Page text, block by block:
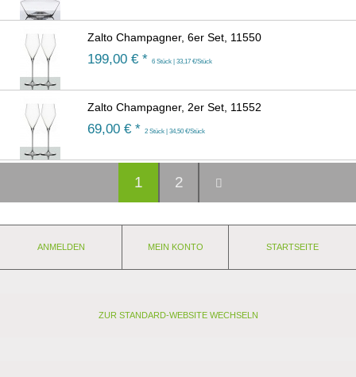
Zalto Champagner, 6er Set, 11550
199,00 € * 6 Stück | 33,17 €/Stück
Zalto Champagner, 2er Set, 11552
69,00 € * 2 Stück | 34,50 €/Stück
1 2
ANMELDEN MEIN KONTO STARTSEITE
ZUR STANDARD-WEBSITE WECHSELN